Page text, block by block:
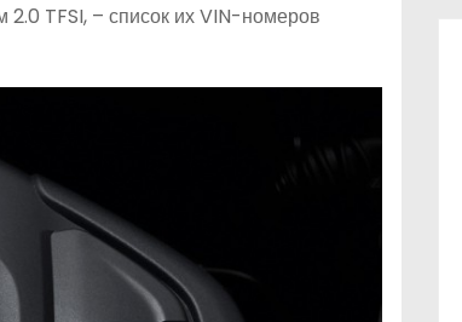
TFSI, – список их VIN-номеров